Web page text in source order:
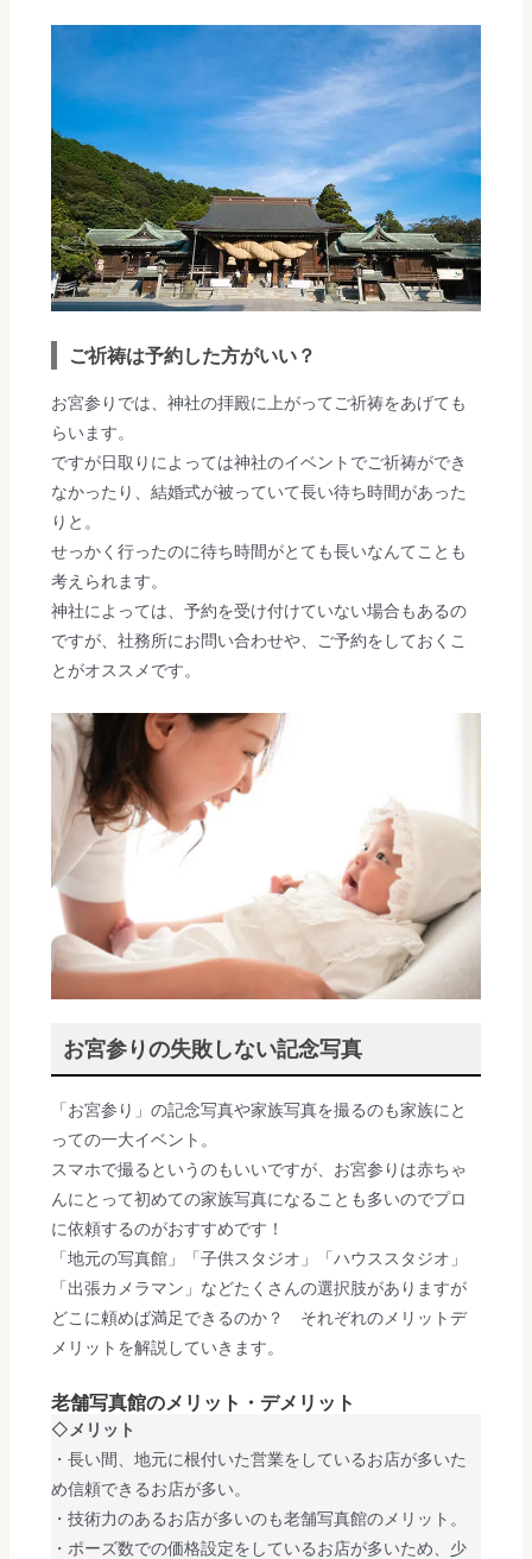
ご祈祷は予約した方がいい？
お宮参りでは、神社の拝殿に上がってご祈祷をあげても
らいます。
ですが日取りによっては神社のイベントでご祈祷ができ
なかったり、結婚式が被っていて長い待ち時間があった
りと。
せっかく行ったのに待ち時間がとても長いなんてことも
考えられます。
神社によっては、予約を受け付けていない場合もあるの
ですが、社務所にお問い合わせや、ご予約をしておくこ
とがオススメです。
お宮参りの失敗しない記念写真
「お宮参り」の記念写真や家族写真を撮るのも家族にと
っての一大イベント。
スマホで撮るというのもいいですが、お宮参りは赤ちゃ
んにとって初めての家族写真になることも多いのでプロ
に依頼するのがおすすめです！
「地元の写真館」「子供スタジオ」「ハウススタジオ」
「出張カメラマン」などたくさんの選択肢がありますが
どこに頼めば満足できるのか？ それぞれのメリットデ
メリットを解説していきます。
老舗写真館のメリット・デメリット
◇ メリット
・長い間、地元に根付いた営業をしているお店が多いた
め信頼できるお店が多い。
・技術力のあるお店が多いのも老舗写真館のメリット。
・ポーズ数での価格設定をしているお店が多いため、少